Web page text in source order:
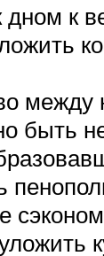
к
между
быть